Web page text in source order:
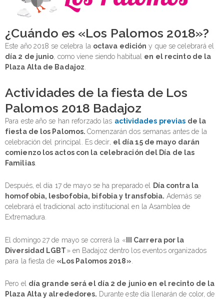
¿Cuándo es «Los Palomos 2018»?
Este año 2018 se celebra la octava edición y que se celebrará el
día 2 de junio, como viene siendo habitual en el recinto de la
Plaza Alta de Badajoz.
Actividades de la fiesta de Los
Palomos 2018 Badajoz
Para este año se han reforzado las actividades previas de la
fiesta de los Palomos.Comenzarán dos semanas antes de la
celebración del principal. Es decir, el día 15 de mayo darán
comienzo los actos con la celebración del Día de las
Familias.
Después, el día 17 de mayo se ha preparado el Día contra la
homofobia, lesbofobia, bifobia y transfobia. Además se
celebrará el tradicional acto institucional en la Asamblea de
Extremadura.
El domingo 27 de mayo se correrá la « III Carrera por la
Diversidad LGBT» en Badajoz dentro los eventos organizados
para la fiesta de «Los Palomos 2018»
Pero el día grande será el día 2 de junio en el recinto de la
Plaza Alta y alrededores. Durante este día llenarán de color, de